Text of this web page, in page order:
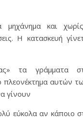
μηχάνημα και
Η κατασκευή
τα γράμματα
πλεονέκτημα αυτών
γίνουν
εύκολα αν κάποιο